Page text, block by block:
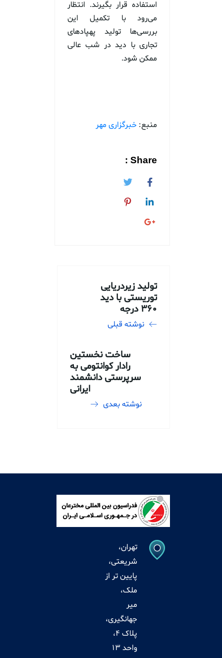
استفاده قرار بگیرند. انتظار
می‌رود با تکمیل این
بررسی‌ها تولید پهپادهای
تجاری با دید در شب عالی
ممکن شود.
منبع: خبرگزاری مهر
Share :
تولید زیردریایی
توریستی با دید
۳۶۰ درجه
نوشته قبلی
ساخت نخستین
رادار کوانتومی به
سرپرستی دانشمند
ایرانی
نوشته بعدی
تهران،
شریعتی،
پایین تر از
ملک،
میر
جهانگیری،
پلاک 4،
واحد 13